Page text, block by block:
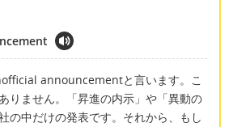
announcementと言います。こ
りません。「昇進の内示」や「異動の
の中だけの発表です。それから、もし